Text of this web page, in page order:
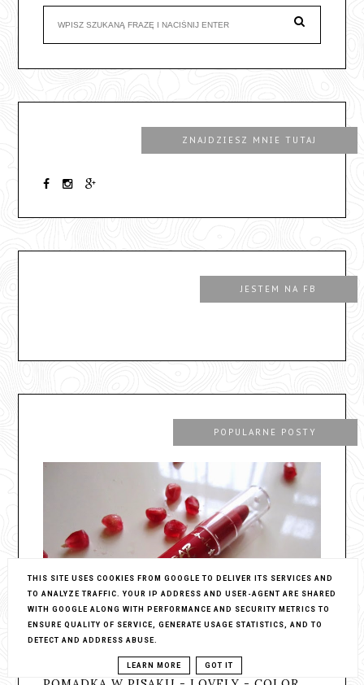
ZNAJDZIESZ MNIE TUTAJ
JESTEM NA FB
POPULARNE POSTY
THIS SITE USES COOKIES FROM GOOGLE TO DELIVER ITS SERVICES AND
TO ANALYZE TRAFFIC. YOUR IP ADDRESS AND USER-AGENT ARE SHARED
WITH GOOGLE ALONG WITH PERFORMANCE AND SECURITY METRICS TO
ENSURE QUALITY OF SERVICE, GENERATE USAGE STATISTICS, AND TO
DETECT AND ADDRESS ABUSE.
LEARN MORE GOT IT